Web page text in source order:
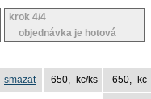
krok 4/4
objednávka je hotová
smazat 650,- kc/ks 650,- kc